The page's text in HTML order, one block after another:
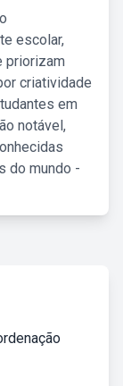
escolar,
priorizam
criatividade
em
notável,
do mundo -